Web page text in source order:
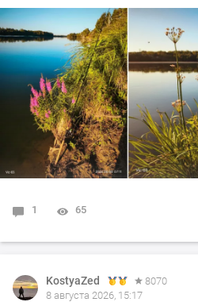
1 65
KostyaZed
8070
8 августа 2026, 15:17